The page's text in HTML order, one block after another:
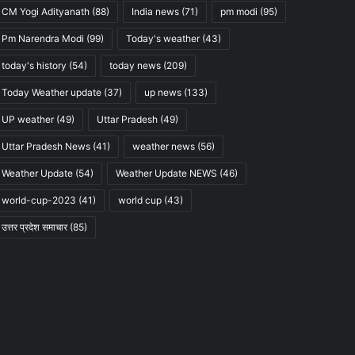
CM Yogi Adityanath(88) India news(71) pm modi (95)
Pm Narendra Modi (99) Today's weather(43)
today's history (54) today news(209)
Today Weather update(37) up news(133)
UP weather(49) Uttar Pradesh(49)
Uttar Pradesh News(41) weather news(56)
Weather Update(54) Weather Update NEWS (46)
world-cup-2023 (41) world cup(43)
उत्तर प्रदेश समाचार(85)